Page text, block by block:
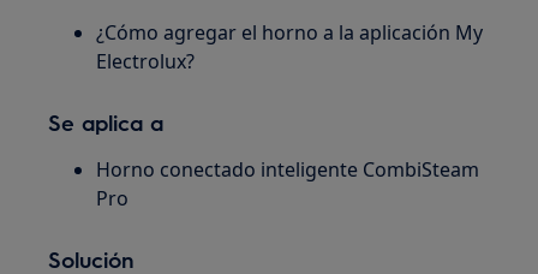
¿Cómo agregar el horno a la aplicación My
Electrolux?
Se aplica a
Horno conectado inteligente CombiSteam
Pro
Solución